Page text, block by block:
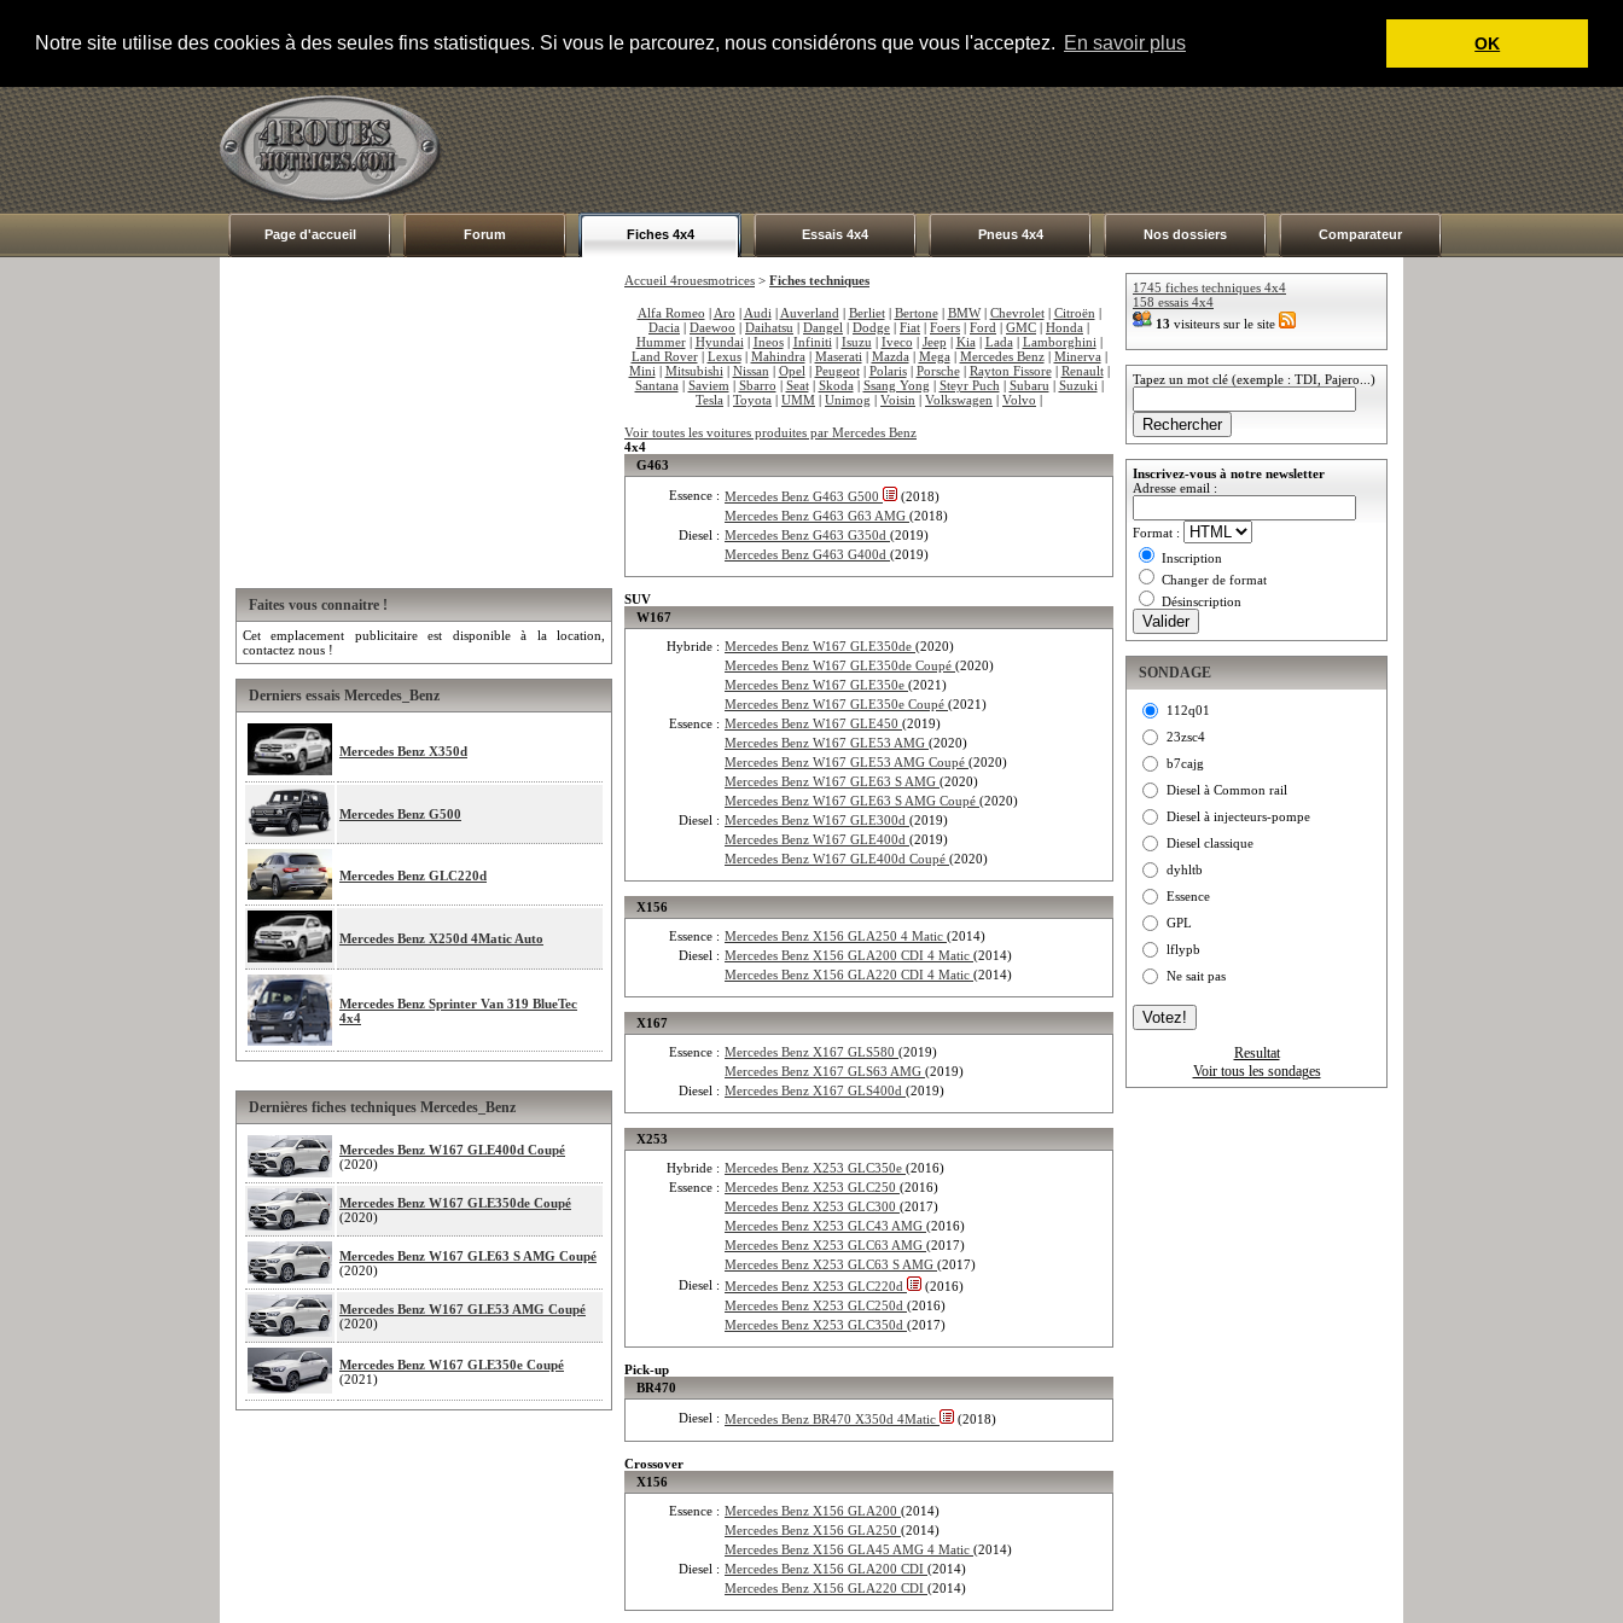
Notre site utilise des cookies à des seules fins statistiques. Si vous le parcourez, nous considérons que vous l'acceptez. En savoir plus OK
Page d'accueil Forum Fiches 4x4 Essais 4x4 Pneus 4x4 Nos dossiers Comparateur
Faites vous connaitre !
Cet emplacement publicitaire est disponible à la location,
contactez nous !
Derniers essais Mercedes_Benz
Mercedes Benz X350d
Mercedes Benz G500
Mercedes Benz GLC220d
Mercedes Benz X250d 4Matic Auto
Mercedes Benz Sprinter Van 319 BlueTec
4x4
Dernières fiches techniques Mercedes_Benz
Mercedes Benz W167 GLE400d Coupé
(2020)
Mercedes Benz W167 GLE350de Coupé
(2020)
Mercedes Benz W167 GLE63 S AMG Coupé
(2020)
Mercedes Benz W167 GLE53 AMG Coupé
(2020)
Mercedes Benz W167 GLE350e Coupé
(2021)
Accueil 4rouesmotrices > Fiches techniques
Alfa Romeo | Aro | Audi | Auverland | Berliet| Bertone| BMW| Chevrolet| Citroën |
Dacia | Daewoo | Daihatsu | Dangel | Dodge | Fiat | Foers | Ford | GMC | Honda |
Hummer| Hyundai | Ineos| Infiniti | Isuzu | Iveco | Jeep | Kia | Lada | Lamborghini |
Land Rover| Lexus| Mahindra | Maserati | Mazda | Mega | Mercedes Benz| Minerva |
Mini | Mitsubishi | Nissan | Opel | Peugeot| Polaris| Porsche| Rayton Fissore| Renault|
Santana | Saviem | Sbarro | Seat| Skoda | Ssang Yong | Steyr Puch | Subaru | Suzuki |
Tesla | Toyota | UMM | Unimog | Voisin | Volkswagen | Volvo |
Voir toutes les voitures produites par Mercedes Benz
4x4
G463
Essence : Mercedes Benz G463 G500
(2018)
Mercedes Benz G463 G63 AMG (2018)
Diesel : Mercedes Benz G463 G350d (2019)
Mercedes Benz G463 G400d (2019)
SUV
W167
Hybride : Mercedes Benz W167 GLE350de (2020)
Mercedes Benz W167 GLE350de Coupé (2020)
Mercedes Benz W167 GLE350e (2021)
Mercedes Benz W167 GLE350e Coupé (2021)
Essence : Mercedes Benz W167 GLE450 (2019)
Mercedes Benz W167 GLE53 AMG (2020)
Mercedes Benz W167 GLE53 AMG Coupé (2020)
Mercedes Benz W167 GLE63 S AMG (2020)
Mercedes Benz W167 GLE63 S AMG Coupé (2020)
Diesel : Mercedes Benz W167 GLE300d (2019)
Mercedes Benz W167 GLE400d (2019)
Mercedes Benz W167 GLE400d Coupé (2020)
X156
Essence : Mercedes Benz X156 GLA250 4 Matic (2014)
Diesel : Mercedes Benz X156 GLA200 CDI 4 Matic (2014)
Mercedes Benz X156 GLA220 CDI 4 Matic (2014)
X167
Essence : Mercedes Benz X167 GLS580 (2019)
Mercedes Benz X167 GLS63 AMG (2019)
Diesel : Mercedes Benz X167 GLS400d (2019)
X253
Hybride : Mercedes Benz X253 GLC350e (2016)
Essence : Mercedes Benz X253 GLC250 (2016)
Mercedes Benz X253 GLC300 (2017)
Mercedes Benz X253 GLC43 AMG (2016)
Mercedes Benz X253 GLC63 AMG (2017)
Mercedes Benz X253 GLC63 S AMG (2017)
Diesel : Mercedes Benz X253 GLC220d
(2016)
Mercedes Benz X253 GLC250d (2016)
Mercedes Benz X253 GLC350d (2017)
Pick-up
BR470
Diesel : Mercedes Benz BR470 X350d 4Matic (2018)
Crossover
X156
Essence : Mercedes Benz X156 GLA200 (2014)
Mercedes Benz X156 GLA250 (2014)
Mercedes Benz X156 GLA45 AMG 4 Matic (2014)
Diesel : Mercedes Benz X156 GLA200 CDI (2014)
Mercedes Benz X156 GLA220 CDI (2014)
1745 fiches techniques 4x4
158 essais 4x4
13 visiteurs sur le site
Tapez un mot clé (exemple : TDI, Pajero...)
Inscrivez-vous à notre newsletter
Adresse email :
Format :
Inscription
Changer de format
Désinscription
SONDAGE
112q01
23zsc4
b7cajg
Diesel à Common rail
Diesel à injecteurs-pompe
Diesel classique
dyhltb
Essence
GPL
lflypb
Ne sait pas
Resultat
Voir tous les sondages